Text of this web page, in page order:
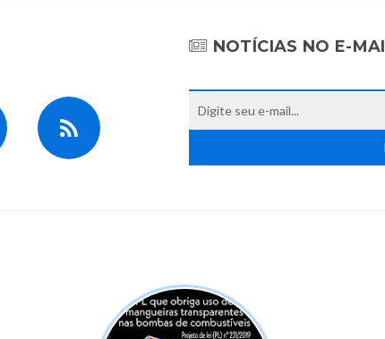
NOTÍCIAS NO E-